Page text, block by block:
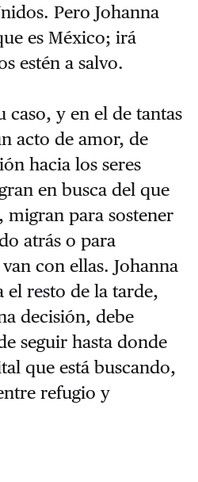
Pero Johanna
es México; irá
estén a salvo.
caso, y en el de tantas
acto de amor, de
hacia los seres
en busca del que
migran para sostener
atrás o para
con ellas. Johanna
el resto de la tarde,
decisión, debe
seguir hasta donde
que está buscando,
refugio y